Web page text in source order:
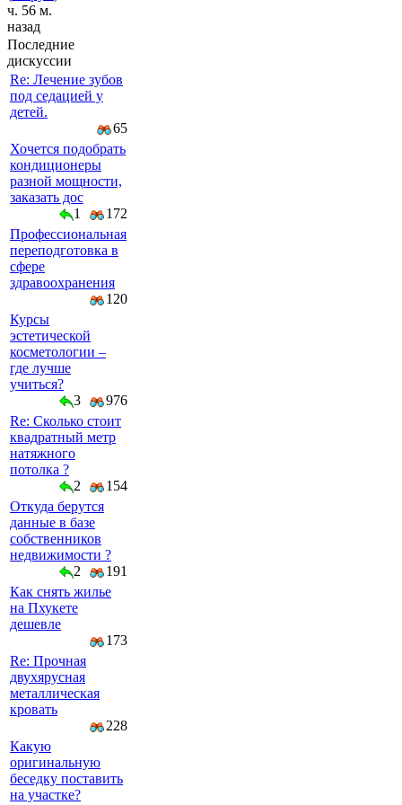
ч. 56 м.
назад
Последние
дискуссии
Re: Лечение зубов
под седацией у
детей.
65
Хочется подобрать
кондиционеры
разной мощности,
заказать дос
1
172
Профессиональная
переподготовка в
сфере
здравоохранения
120
Курсы
эстетической
косметологии –
где лучше
учиться?
3
976
Re: Сколько стоит
квадратный метр
натяжного
потолка ?
2
154
Откуда берутся
данные в базе
собственников
недвижимости ?
2
191
Как снять жилье
на Пхукете
дешевле
173
Re: Прочная
двухярусная
металлическая
кровать
228
Какую
оригинальную
беседку поставить
на участке?